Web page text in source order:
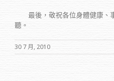
最後，敬祝各位身體健康、
聽。
30 7 月, 2010